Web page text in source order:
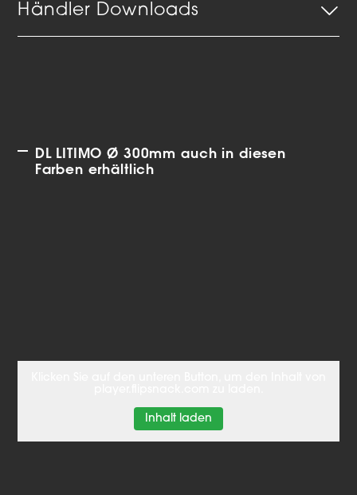
Händler Downloads
DL LITIMO Ø 300mm auch in diesen
Farben erhältlich
Inhalt laden